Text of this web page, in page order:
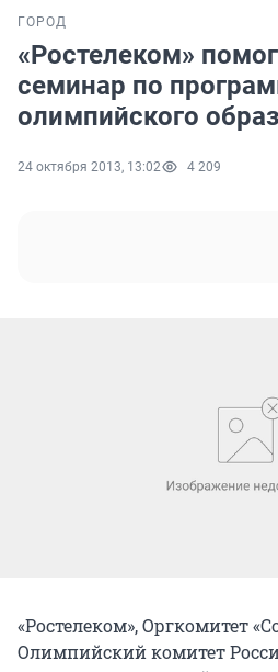
ГОРОД
«Ростелеком»
семинар по
олимпийского
24 октября 2013, 13:02 4 209
«Ростелеком», Оргкомитет
Олимпийский комитет